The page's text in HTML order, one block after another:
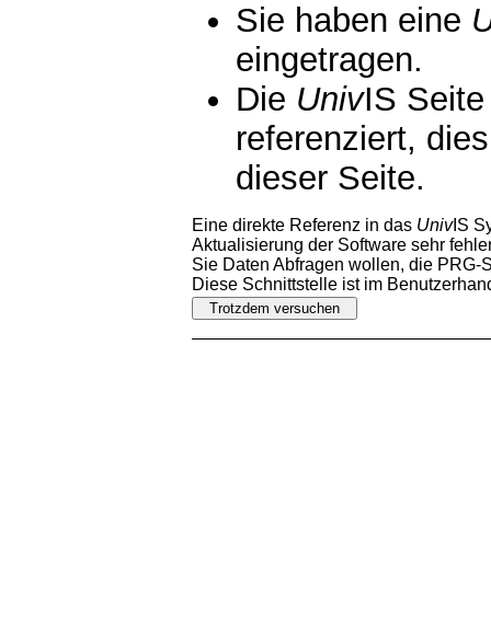
Sie haben eine
eingetragen.
Die UnivIS
referenziert,
dieser Seite.
Eine direkte Referenz in das UnivIS
Aktualisierung der Software sehr
Sie Daten Abfragen wollen, die PRG-
Diese Schnittstelle ist im